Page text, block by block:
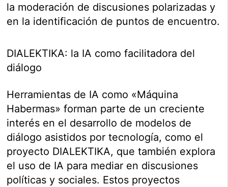
la moderación de discusiones polarizadas y
en la identificación de puntos de encuentro.
DIALEKTIKA: la IA como facilitadora del
diálogo
Herramientas de IA como «Máquina
Habermas» forman parte de un creciente
interés en el desarrollo de modelos de
diálogo asistidos por tecnología, como el
proyecto DIALEKTIKA, que también explora
el uso de IA para mediar en discusiones
políticas y sociales. Estos proyectos